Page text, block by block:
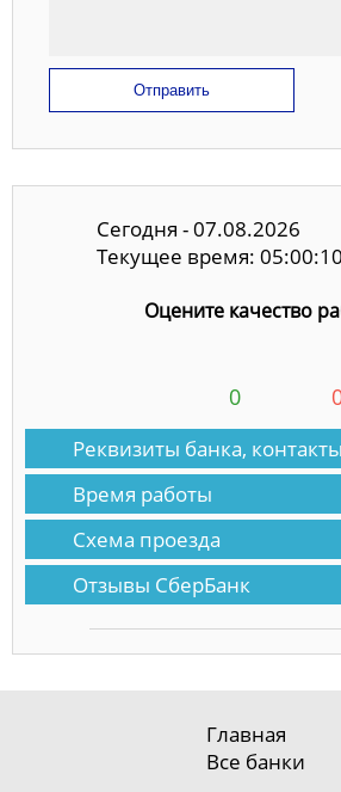
Отправить
Сегодня - 07.08.2026
Текущее время: 05:00:11
Оцените качество
0
Реквизиты банка, контакты
Время работы
Схема проезда
Отзывы СберБанк
Главная
Все банки